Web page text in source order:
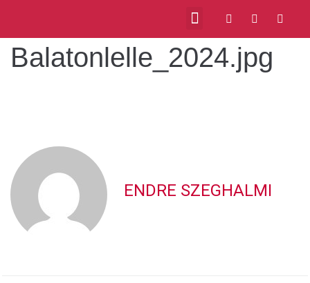
Balatonlelle_2024.jpg
ENDRE SZEGHALMI